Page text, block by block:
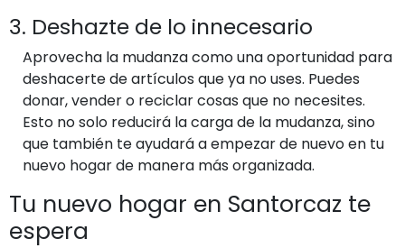
3. Deshazte de lo innecesario
Aprovecha la mudanza como una oportunidad para
deshacerte de artículos que ya no uses. Puedes
donar, vender o reciclar cosas que no necesites.
Esto no solo reducirá la carga de la mudanza, sino
que también te ayudará a empezar de nuevo en tu
nuevo hogar de manera más organizada.
Tu nuevo hogar en Santorcaz te
espera